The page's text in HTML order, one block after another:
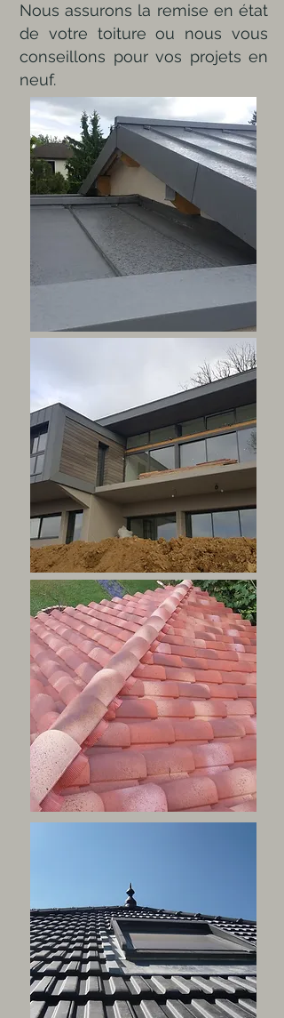
Nous assurons la remise en état
de votre toiture ou nous vous
conseillons pour vos projets en
neuf.